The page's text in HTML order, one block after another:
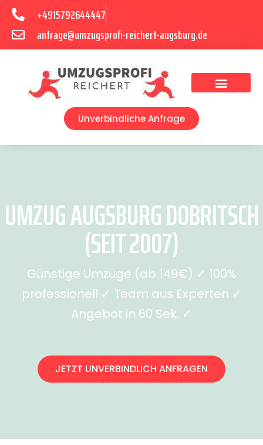
+4915792644447
anfrage@umzugsprofi-reichert-augsburg.de
Unverbindliche Anfrage
UMZUG AUGSBURG DOBRITSCH
(SEIT 2007)
Günstige Umzüge (ab 149€) ✓ 100%
professionell ✓ Team aus Experten ✓
Angebot in 60 Sek. ✓
JETZT UNVERBINDLICH ANFRAGEN